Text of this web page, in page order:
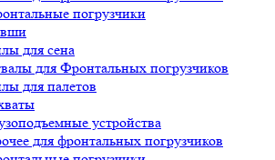
погрузчики
для сена
для Фронтальных погрузчиков
для палетов
устройства
для фронтальных погрузчиков